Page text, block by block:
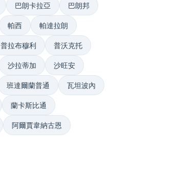
巴朗卡拉亞 巴朗邦
帕西 帕達拉朗
普拉布穆利 普沃克托
沙拉蒂加 沙旺安
班達爾蘭普通 瓦坦波內
蘭卡斯比通
阿爾賈韋納古恩